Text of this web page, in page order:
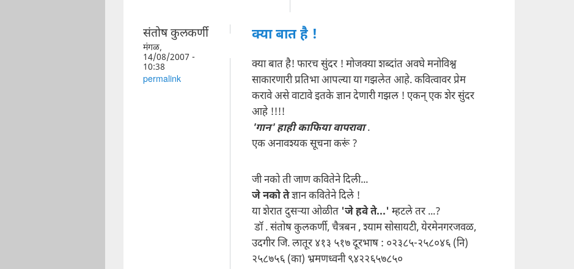
संतोष कुलकर्णी
मंगळ,
14/08/2007 -
10:38
permalink
क्या बात है !
क्या बात है! फारच सुंदर ! मोजक्या शब्दांत अवघे मनोविश्व
साकारणारी प्रतिभा आपल्या या गझलेत आहे. कवित्वावर प्रेम
करावे असे वाटावे इतके ज्ञान देणारी गझल ! एकन् एक शेर सुंदर
आहे !!!!
'गान' हाही काफिया वापरावा.
एक अनावश्यक सूचना करूं ?
जी नको ती जाण कवितेने दिली...
जे नको तेज्ञान कवितेने दिले !
या शेरात दुसर्‍या ओळीत 'जे हवे ते...' म्हटले तर ...?
डॉ . संतोष कुलकर्णी, चैत्रबन , श्याम सोसायटी, येरमेनगरजवळ,
उदगीर जि. लातूर ४१३ ५१७ दूरभाष : ०२३८५-२५८०४६ (नि)
२५८७५६ (का) भ्रमणध्वनी ९४२२६५७८५०